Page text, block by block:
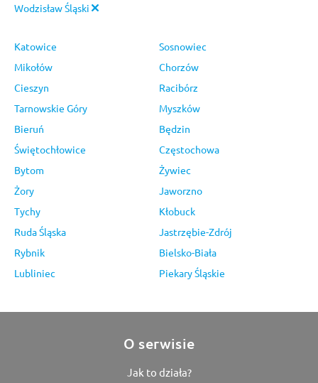
Wodzisław Śląski
Katowice
Sosnowiec
Mikołów
Chorzów
Cieszyn
Racibórz
Tarnowskie Góry
Myszków
Bieruń
Będzin
Świętochłowice
Częstochowa
Bytom
Żywiec
Żory
Jaworzno
Tychy
Kłobuck
Ruda Śląska
Jastrzębie-Zdrój
Rybnik
Bielsko-Biała
Lubliniec
Piekary Śląskie
O serwisie
Jak to działa?